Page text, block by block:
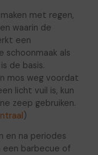
met regen,
waarin de
een
als
de basis.
mos weg voordat
licht vuil is, kun
zeep gebruiken.
)
en na periodes
een barbecue of